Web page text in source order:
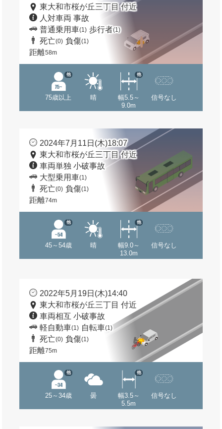
東大和市桜が丘三丁目 付近
人対車両 事故
普通乗用車(1) 歩行者(1)
死亡(0) 負傷(1)
距離58m
75歳以上
他
晴
幅5.5～
9.0m
他
信号なし
2024年7月11日(木)18:07
東大和市桜が丘三丁目 付近
車両単独 小破事故
大型乗用車(1)
死亡(0) 負傷(1)
距離74m
45～54歳
他
晴
幅9.0～
13.0m
他
信号なし
2022年5月19日(木)14:40
東大和市桜が丘三丁目 付近
車両相互 小破事故
軽自動車(1) 自転車(1)
死亡(0) 負傷(1)
距離75m
25～34歳
他
曇
幅3.5～
5.5m
他
信号なし